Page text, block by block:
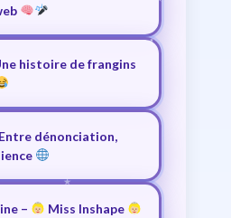
histoire de frangins
dénonciation,
–
Miss Inshape